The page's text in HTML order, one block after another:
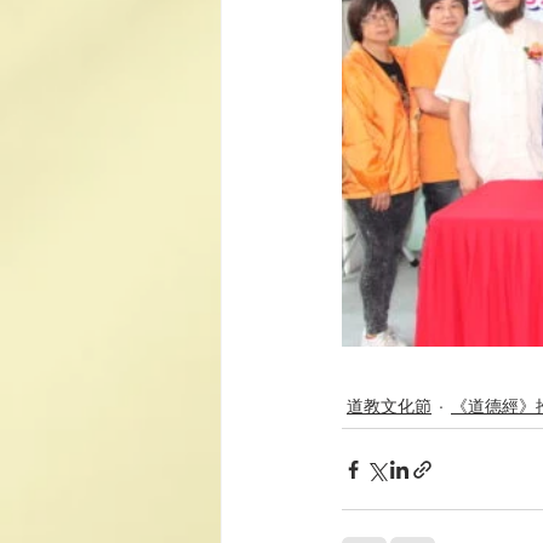
道教文化節 《道德經